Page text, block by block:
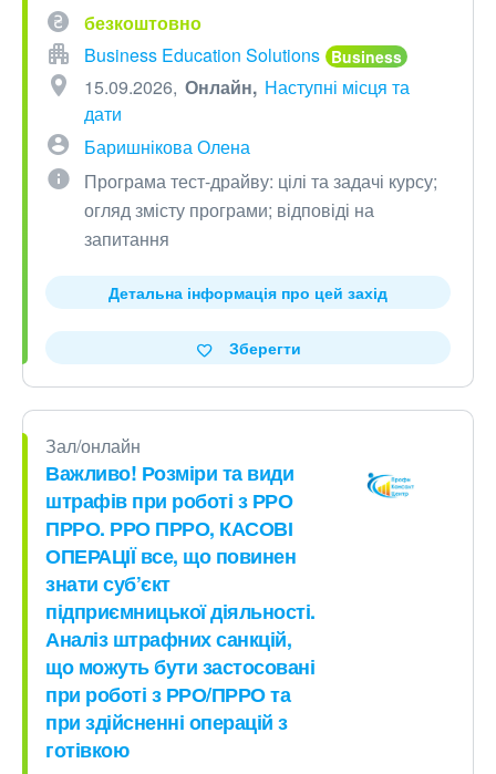
безкоштовно
Business Education Solutions
15.09.2026 Онлайн Наступні місця та
дати
Баришнікова Олена
Програма тест-драйву: цілі та задачі курсу;
огляд змісту програми; відповіді на
запитання
Детальна інформація про цей захід
Зберегти
Зал/онлайн
Важливо! Розміри та види
штрафів при роботі з РРО
ПРРО. РРО ПРРО, КАСОВІ
ОПЕРАЦІЇ все, що повинен
знати суб’єкт
підприємницької діяльності.
Аналіз штрафних санкцій,
що можуть бути застосовані
при роботі з РРО/ПРРО та
при здійсненні операцій з
готівкою